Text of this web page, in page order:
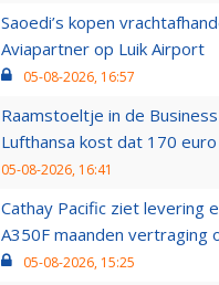
Saoedi’s kopen
Aviapartner op Luik Airport
05-08-2026, 16:57
Raamstoeltje in de Business
Lufthansa kost dat 170
05-08-2026, 16:41
Cathay Pacific ziet levering
A350F maanden vertraging
05-08-2026, 15:25